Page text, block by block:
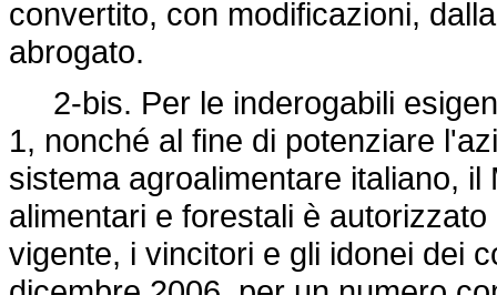
convertito, con modificazioni,
abrogato.
2-bis. Per le inderogabili
1, nonché al fine di potenziare
sistema agroalimentare italiano,
alimentari e forestali è
vigente, i vincitori e gli idonei dei